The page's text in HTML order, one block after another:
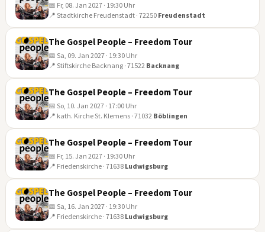
08
📅 Fr, 08. Jan 2027 · 19:30 Uhr
📍 Stadtkirche Freudenstadt · 72250 Freudenstadt
09
The Gospel People – Freedom Tour
📅 Sa, 09. Jan 2027 · 19:30 Uhr
📍 Stiftskirche Backnang · 71522 Backnang
10
The Gospel People – Freedom Tour
📅 So, 10. Jan 2027 · 17:00 Uhr
📍 kath. Kirche St. Klemens · 71032 Böblingen
15
The Gospel People – Freedom Tour
📅 Fr, 15. Jan 2027 · 19:30 Uhr
📍 Friedenskirche · 71638 Ludwigsburg
16
The Gospel People – Freedom Tour
📅 Sa, 16. Jan 2027 · 19:30 Uhr
📍 Friedenskirche · 71638 Ludwigsburg